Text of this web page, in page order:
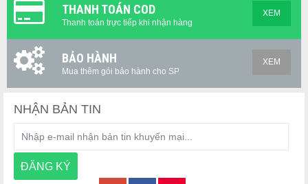
THANH TOÁN COD
Thanh toán trực tiếp khi nhận hàng
XEM
BẢO HÀNH
Mua thêm gói bảo hành cho SP
XEM
NHẬN BẢN TIN